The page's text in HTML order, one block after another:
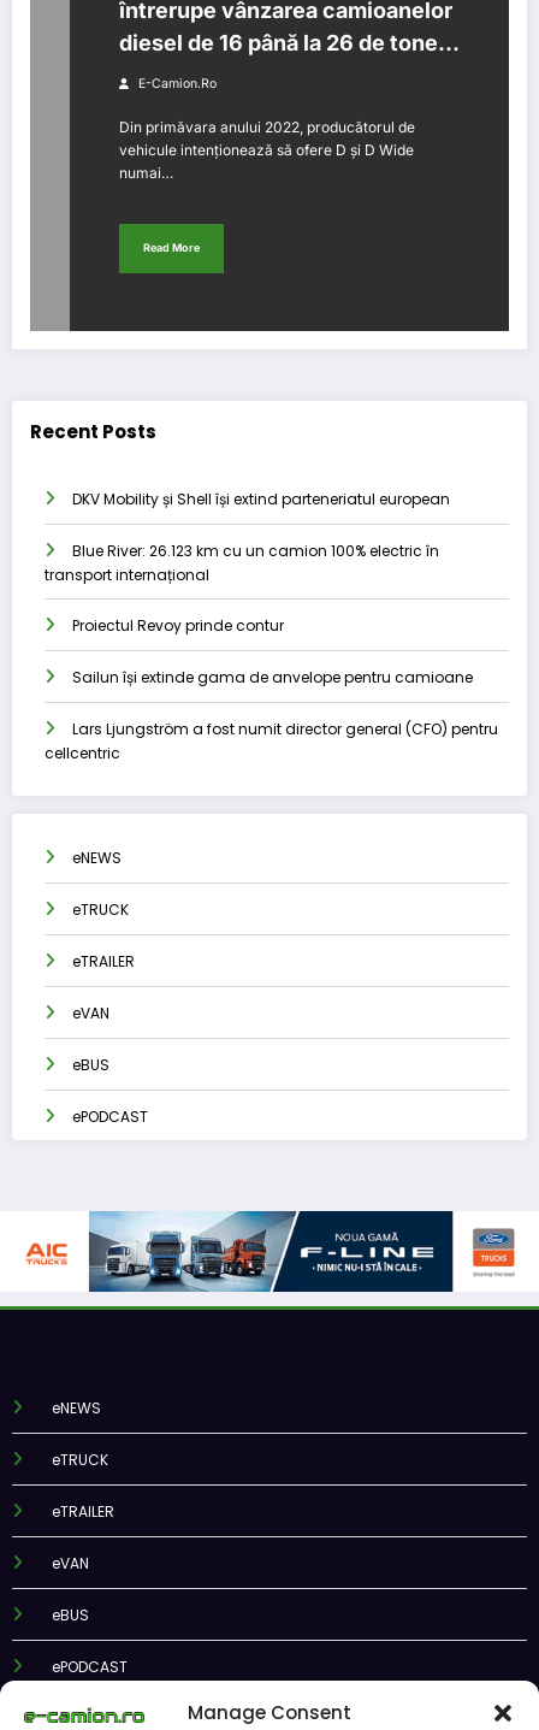
Manage Consent
întrerupe vânzarea camioanelor
diesel de 16 până la 26 de tone
din seriile D și D Wide pe piața
E-Camion.ro
Din primăvara anului 2022, producătorul de
vehicule intenționează să ofere D și D Wide
numai…
Read More
Recent Posts
DKV Mobility și Shell își extind parteneriatul european
Blue River: 26.123 km cu un camion 100% electric în
transport internațional
Proiectul Revoy prinde contur
Sailun își extinde gama de anvelope pentru camioane
Lars Ljungström a fost numit director general (CFO) pentru
cellcentric
eNEWS
eTRUCK
eTRAILER
eVAN
eBUS
ePODCAST
eNEWS
eTRUCK
eTRAILER
eVAN
eBUS
ePODCAST